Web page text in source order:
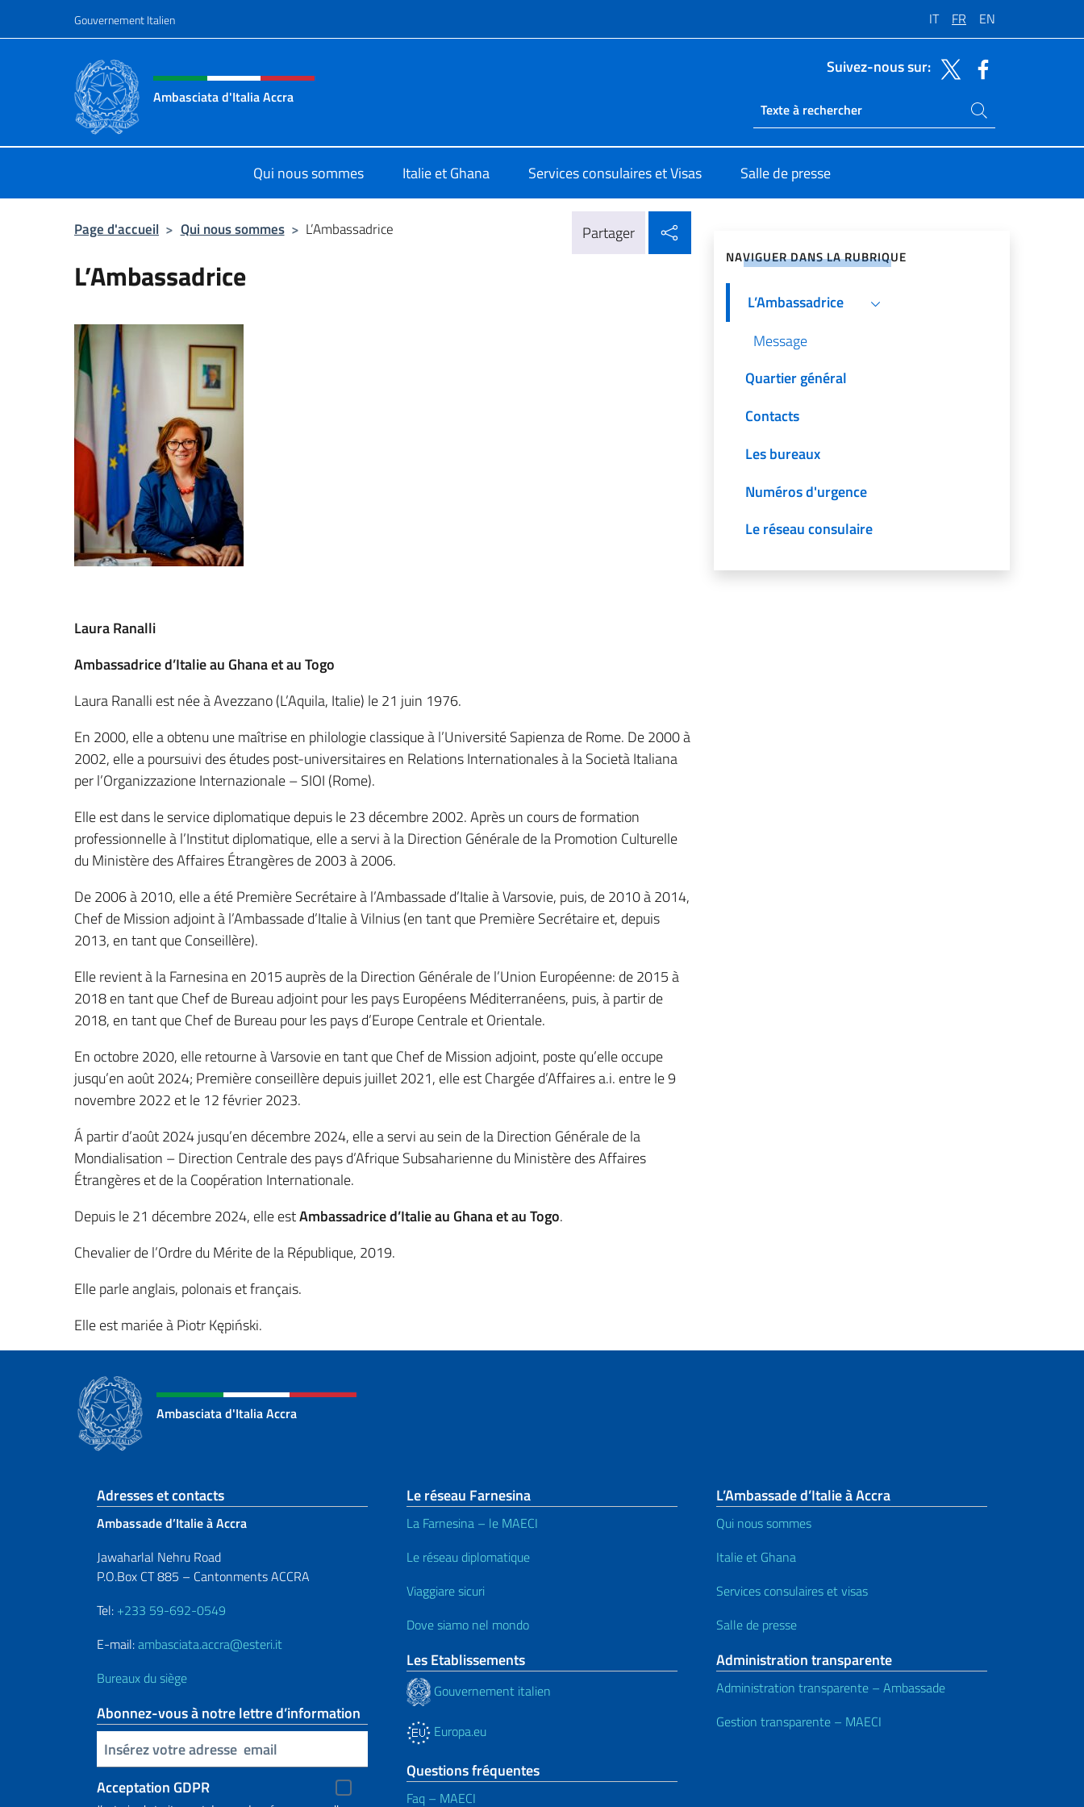
Gouvernement Italien IT FR EN
Site Web, social et en-tête de menu
Ambasciata d'Italia Accra
Suivez-nous sur:
Ricerca sito live
Rechercher dans le site
Qui nous sommes Italie et Ghana Services consulaires et Visas Salle de presse
Page d'accueil > Qui nous sommes > L’Ambassadrice Partager
L’Ambassadrice
Laura Ranalli
Ambassadrice d’Italie au Ghana et au Togo
Laura Ranalli est née à Avezzano (L’Aquila, Italie) le 21 juin 1976.
En 2000, elle a obtenu une maîtrise en philologie classique à l’Université Sapienza de Rome. De 2000 à
2002, elle a poursuivi des études post-universitaires en Relations Internationales à la Società Italiana
per l’Organizzazione Internazionale – SIOI (Rome).
Elle est dans le service diplomatique depuis le 23 décembre 2002. Après un cours de formation
professionnelle à l’Institut diplomatique, elle a servi à la Direction Générale de la Promotion Culturelle
du Ministère des Affaires Étrangères de 2003 à 2006.
De 2006 à 2010, elle a été Première Secrétaire à l’Ambassade d’Italie à Varsovie, puis, de 2010 à 2014,
Chef de Mission adjoint à l’Ambassade d’Italie à Vilnius (en tant que Première Secrétaire et, depuis
2013, en tant que Conseillère).
Elle revient à la Farnesina en 2015 auprès de la Direction Générale de l’Union Européenne: de 2015 à
2018 en tant que Chef de Bureau adjoint pour les pays Européens Méditerranéens, puis, à partir de
2018, en tant que Chef de Bureau pour les pays d’Europe Centrale et Orientale.
En octobre 2020, elle retourne à Varsovie en tant que Chef de Mission adjoint, poste qu’elle occupe
jusqu’en août 2024; Première conseillère depuis juillet 2021, elle est Chargée d’Affaires a.i. entre le 9
novembre 2022 et le 12 février 2023.
Á partir d’août 2024 jusqu’en décembre 2024, elle a servi au sein de la Direction Générale de la
Mondialisation – Direction Centrale des pays d’Afrique Subsaharienne du Ministère des Affaires
Étrangères et de la Coopération Internationale.
Depuis le 21 décembre 2024, elle estAmbassadrice d’Italie au Ghana et au Togo.
Chevalier de l’Ordre du Mérite de la République, 2019.
Elle parle anglais, polonais et français.
Elle est mariée à Piotr Kępiński.
NAVIGUER DANS LA RUBRIQUE
L’Ambassadrice
Message
Quartier général
Contacts
Les bureaux
Numéros d'urgence
Le réseau consulaire
Ambasciata d'Italia Accra
Section de pied de page
Adresses et contacts
Ambassade d’Italie à Accra
Jawaharlal Nehru Road
P.O.Box CT 885 – Cantonments ACCRA
Tel: +233 59-692-0549
E-mail:ambasciata.accra@esteri.it
Bureaux du siège
Abonnez-vous à notre lettre d’information
Insert your email
Acceptation GDPR
Le réseau Farnesina
La Farnesina – le MAECI
Le réseau diplomatique
Viaggiare sicuri
Dove siamo nel mondo
Les Etablissements
Gouvernement italien
Europa.eu
Questions fréquentes
Faq – MAECI
L’Ambassade d’Italie à Accra
Qui nous sommes
Italie et Ghana
Services consulaires et visas
Salle de presse
Administration transparente
Administration transparente – Ambassade
Gestion transparente – MAECI